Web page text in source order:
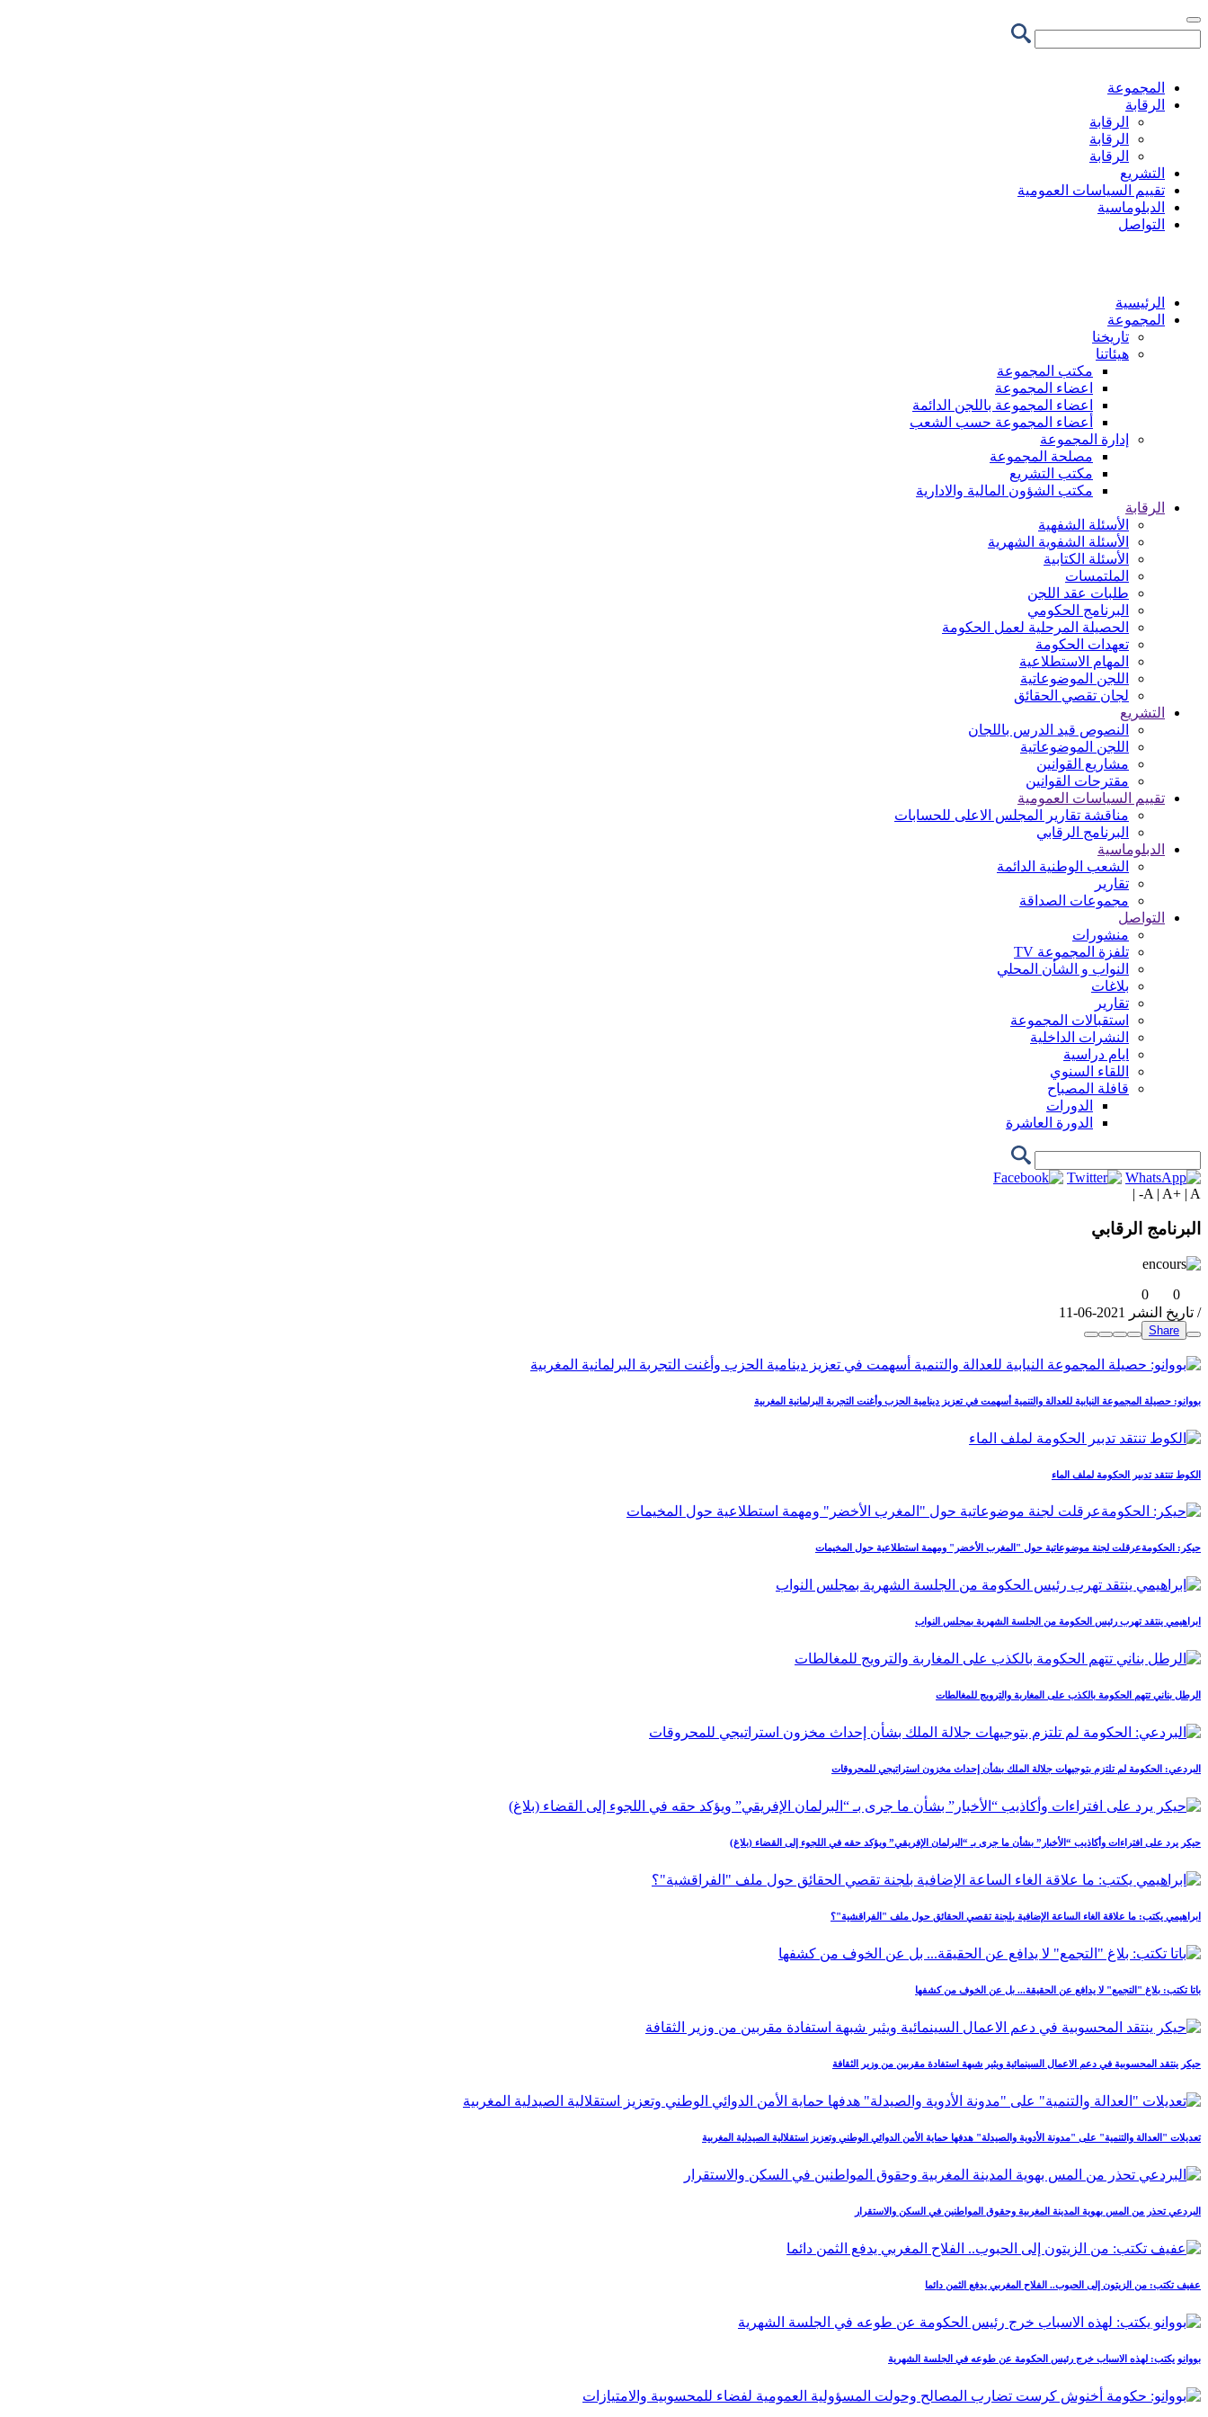
تجاوز
إلى
المحتوى
المجموعة
الرقابة
الرقابة
الرقابة
الرقابة
التشريع
تقييم السياسات العمومية
الدبلوماسية
التواصل
الرئيسية
المجموعة
تاريخنا
هيئاتنا
مكتب المجموعة
اعضاء المجموعة
اعضاء المجموعة باللجن الدائمة
أعضاء المجموعة حسب الشعب
إدارة المجموعة
مصلحة المجموعة
مكتب التشريع
مكتب الشؤون المالية والادارية
الرقابة
الأسئلة الشفهية
الأسئلة الشفوية الشهرية
الأسئلة الكتابية
الملتمسات
طلبات عقد اللجن
البرنامج الحكومي
الحصيلة المرحلية لعمل الحكومة
تعهدات الحكومة
المهام الاستطلاعية
اللجن الموضوعاتية
لجان تقصي الحقائق
التشريع
النصوص قيد الدرس باللجان
اللجن الموضوعاتية
مشاريع القوانين
مقترحات القوانين
تقييم السياسات العمومية
مناقشة تقارير المجلس الاعلى للحسابات
البرنامج الرقابي
الدبلوماسية
الشعب الوطنية الدائمة
تقارير
مجموعات الصداقة
التواصل
منشورات
تلفزة المجموعة TV
النواب و الشأن المحلي
بلاغات
تقارير
استقبالات المجموعة
النشرات الداخلية
ايام دراسية
اللقاء السنوي
قافلة المصباح
الدورات
الدورة العاشرة
A | A+ | A-
|
البرنامج الرقابي
0
0
/ تاريخ النشر 2021-06-11
Share
بووانو: حصيلة المجموعة النيابية للعدالة والتنمية أسهمت في تعزيز دينامية الحزب وأغنت التجربة البرلمانية المغربية
الكوط تنتقد تدبير الحكومة لملف الماء
حيكر: الحكومةعرقلت لجنة موضوعاتية حول "المغرب الأخضر" ومهمة استطلاعية حول المخيمات
ابراهيمي ينتقد تهرب رئيس الحكومة من الجلسة الشهرية بمجلس النواب
الرطل بناني تتهم الحكومة بالكذب على المغاربة والترويج للمغالطات
البردعي: الحكومة لم تلتزم بتوجيهات جلالة الملك بشأن إحداث مخزون استراتيجي للمحروقات
حيكر يرد على افتراءات وأكاذيب “الأخبار” بشأن ما جرى بـ “البرلمان الإفريقي” ويؤكد حقه في اللجوء إلى القضاء (بلاغ)
ابراهيمي يكتب: ما علاقة الغاء الساعة الإضافية بلجنة تقصي الحقائق حول ملف "الفراقشية"؟
باتا تكتب: بلاغ "التجمع" لا يدافع عن الحقيقة... بل عن الخوف من كشفها
حيكر ينتقد المحسوبية في دعم الاعمال السينمائية ويثير شبهة استفادة مقربين من وزير الثقافة
تعديلات "العدالة والتنمية" على "مدونة الأدوية والصيدلة" هدفها حماية الأمن الدوائي الوطني وتعزيز استقلالية الصيدلية المغربية
البردعي تحذر من المس بهوية المدينة المغربية وحقوق المواطنين في السكن والاستقرار
عفيف تكتب: من الزيتون إلى الحبوب.. الفلاح المغربي يدفع الثمن دائما
بووانو يكتب: لهذه الاسباب خرج رئيس الحكومة عن طوعه في الجلسة الشهرية